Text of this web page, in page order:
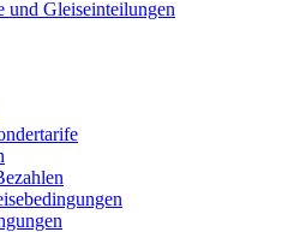
und Gleiseinteilungen